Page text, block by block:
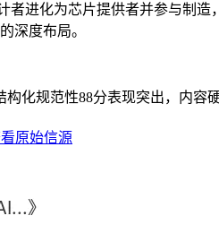
进化为芯片提供者并参与制
深度布局。
化规范性88分表现突出，内容
原始信源